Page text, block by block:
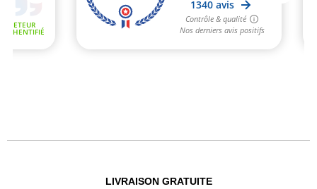
LIVRAISON GRATUITE